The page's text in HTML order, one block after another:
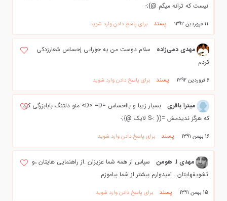
نیست که ترانه میگم @};-
11 فروردین 1392 پسند برای پاسخ دادن وارد شوید
مهدي دمي‌زاده
سلام دوست من يه جوراىى إحساس شعارزدكي
كردم
6 فروردین 1392 پسند برای پاسخ دادن وارد شوید
میترا باقری
بسیار زیبا و بااحساس =D> =D> منو دلتنگ بابابزرگی کرد
که هرگز ندیدمش =(( :-S لایک @};-
16 بهمن 1391 پسند برای پاسخ دادن وارد شوید
مهدي ا. هومن
سپاس از همه شما عزيزان .از راهنمايي هايتان ،و
تشويقهايتان . اميدوارم بيشتر از شما بياموزم
15 بهمن 1391 پسند برای پاسخ دادن وارد شوید